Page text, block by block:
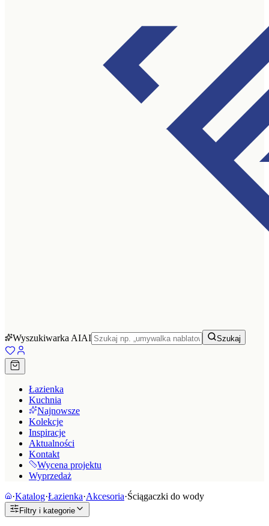
Wyszukiwarka AIAI Szukaj
Łazienka
Kuchnia
Najnowsze
Kolekcje
Inspiracje
Aktualności
Kontakt
Wycena projektu
Wyprzedaż
·Katalog·Łazienka·Akcesoria·Ściągaczki do wody
Filtry i kategorie